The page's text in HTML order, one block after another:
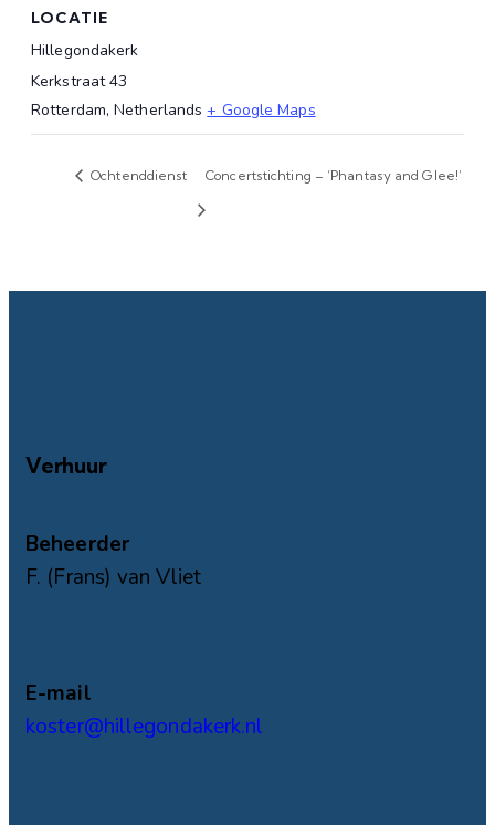
LOCATIE
Hillegondakerk
Kerkstraat 43
Rotterdam, Netherlands + Google Maps
Ochtenddienst Concertstichting – ‘Phantasy and Glee!’
Verhuur
Beheerder
F. (Frans) van Vliet
E-mail
koster@hillegondakerk.nl